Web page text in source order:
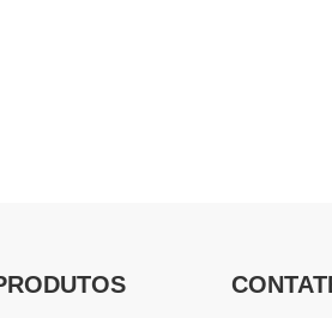
e equipamentos de